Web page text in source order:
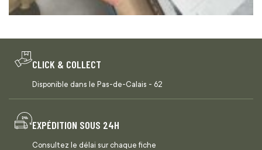
CLICK & COLLECT
Disponible dans le Pas-de-Calais - 62
EXPÉDITION SOUS 24H
Consultez le délai sur chaque fiche